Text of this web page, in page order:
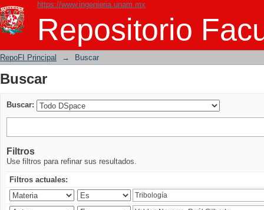
https://www.ingenieria.unam.mx
Repositorio
Buscar
RepoFI Principal → Buscar
Buscar
Buscar:
Filtros
Use filtros para refinar sus resultados.
Filtros actuales: